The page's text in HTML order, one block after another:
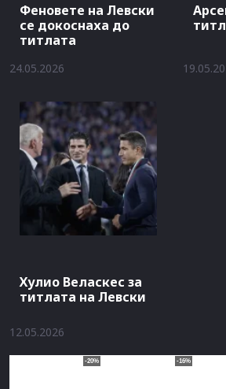
Феновете на Левски
се докоснаха до
титлата
24.05.2026
Хулио Веласкес за
титлата на Левски
12.05.2026